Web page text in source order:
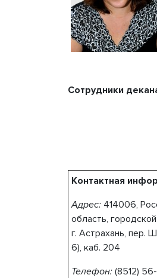
Сотрудники
Контактная
Адрес: 414006,
область,
г. Астрахань, пер.
6), каб. 204
Телефон: (8512) 56-